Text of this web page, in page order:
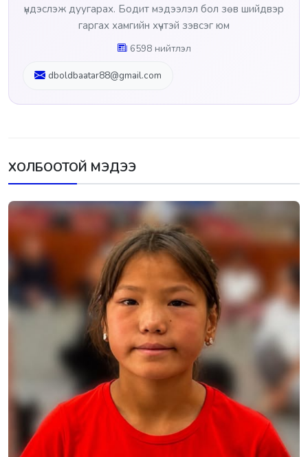
үндэслэж дуугарах. Бодит мэдээлэл бол зөв шийдвэр
гаргах хамгийн хүчтэй зэвсэг юм
6598 нийтлэл
dboldbaatar88@gmail.com
ХОЛБООТОЙ МЭДЭЭ